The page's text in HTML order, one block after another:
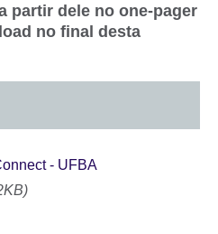
partir dele no one-pager
no final desta
- UFBA